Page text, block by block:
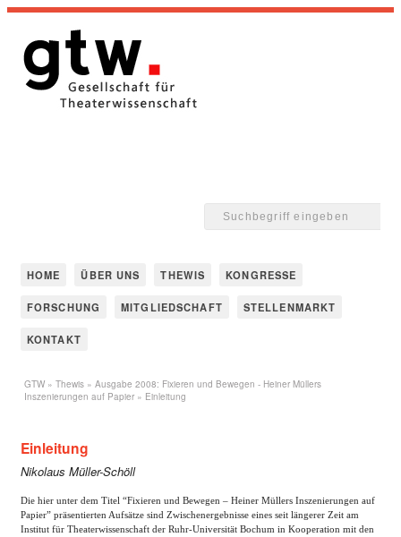
HOME ÜBER UNS THEWIS KONGRESSE
FORSCHUNG MITGLIEDSCHAFT STELLENMARKT
KONTAKT
GTW » Thewis » Ausgabe 2008: Fixieren und Bewegen - Heiner Müllers
Inszenierungen auf Papier » Einleitung
Einleitung
Nikolaus Müller-Schöll
Die hier unter dem Titel “Fixieren und Bewegen – Heiner Müllers Inszenierungen auf
Papier” präsentierten Aufsätze sind Zwischenergebnisse eines seit längerer Zeit am
Institut für Theaterwissenschaft der Ruhr-Universität Bochum in Kooperation mit den